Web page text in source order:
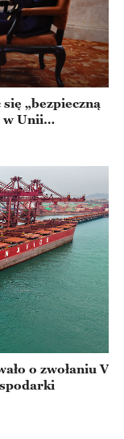
„bezpieczną
w Unii
o zwołaniu V